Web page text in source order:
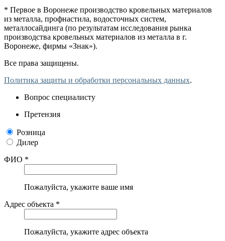
* Первое в Воронеже производство кровельных материалов
из металла, профнастила, водосточных систем,
металлосайдинга (по результатам исследования рынка
производства кровельных материалов из металла в г.
Воронеже, фирмы «Знак»).
Все права защищены.
Политика защиты и обработки персональных данных.
Вопрос специалисту
Претензия
Розница
Дилер
ФИО *
Пожалуйста, укажите ваше имя
Адрес объекта *
Пожалуйста, укажите адрес объекта